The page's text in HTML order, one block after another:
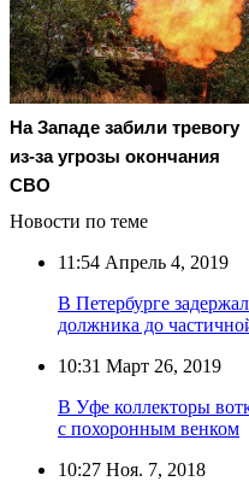
На Западе забили тревогу
из-за угрозы окончания
СВО
Новости по теме
11:54 Апрель 4, 2019
В Петербурге
должника до
10:31 Март 26, 2019
В Уфе коллекторы
с похоронным венком
10:27 Ноя. 7, 2018